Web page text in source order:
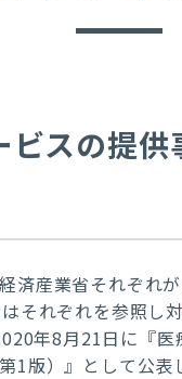
スの提供
済産業省それぞれ
それぞれを参照し
年8月21日に『医
版）』として公表